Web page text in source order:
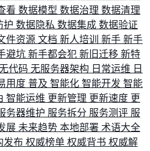
看 数据模型 数据治理 数据清理
护 数据隐私 数据集成 数据验证
件资源 文档 新人培训 新手 新手
避坑 新手都会犯 新旧迁移 新特
代码 无服务器架构 日常运维 日
用度 普及 智能化 智能开发 智能
智能运维 更新管理 更新速度 更
务器维护 服务拆分 服务测评 服
展 未来趋势 本地部署 术语大全
发布 权威榜单 权威背书 权威解